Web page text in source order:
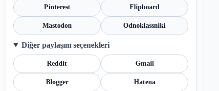
Pinterest Flipboard
Mastodon Odnoklassniki
Diğer paylaşım seçenekleri
Reddit Gmail
Blogger Hatena